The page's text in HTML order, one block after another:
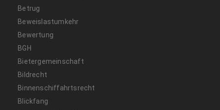
Betrug
Beweislastumkehr
Bewertung
BGH
Bietergemeinschaft
Bildrecht
Binnenschiffahrtsrecht
Blickfang